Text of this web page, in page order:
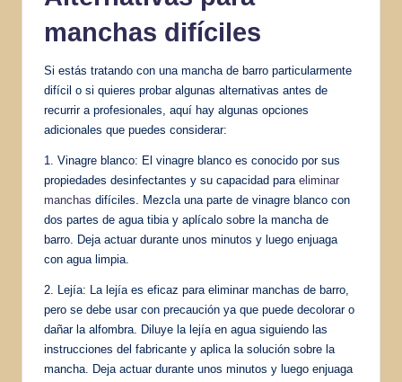
manchas difíciles
Si estás tratando con una mancha de barro particularmente
difícil o si quieres probar algunas alternativas antes de
recurrir a profesionales, aquí hay algunas opciones
adicionales que puedes considerar:
1. Vinagre blanco: El vinagre blanco es conocido por sus
propiedades desinfectantes y su capacidad para eliminar
manchas difíciles. Mezcla una parte de vinagre blanco con
dos partes de agua tibia y aplícalo sobre la mancha de
barro. Deja actuar durante unos minutos y luego enjuaga
con agua limpia.
2. Lejía: La lejía es eficaz para eliminar manchas de barro,
pero se debe usar con precaución ya que puede decolorar o
dañar la alfombra. Diluye la lejía en agua siguiendo las
instrucciones del fabricante y aplica la solución sobre la
mancha. Deja actuar durante unos minutos y luego enjuaga